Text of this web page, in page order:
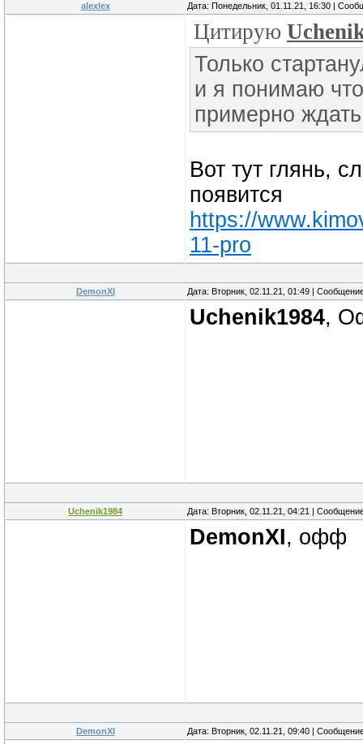
alexlex Дата: Понедельник, 01.11.21, 16:30 |
Цитирую
Только
и я понимаю
примерно
Вот тут глянь,
появится
https://
11-pro
DemonXI Дата: Вторник, 02.11.21, 01:49 |
Uchenik1984,
Uchenik1984 Дата: Вторник, 02.11.21, 04:21 |
DemonXI, офф
DemonXI Дата: Вторник, 02.11.21, 09:40 |